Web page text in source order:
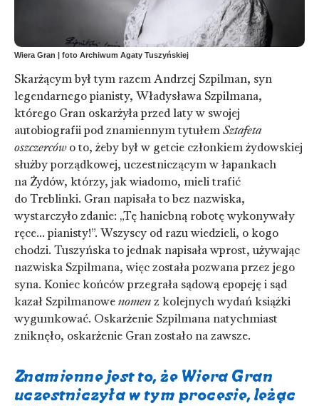
Wiera Gran | foto Archiwum Agaty Tuszyńskiej
Skarżącym był tym razem Andrzej Szpilman, syn
legendarnego pianisty, Władysława Szpilmana,
którego Gran oskarżyła przed laty w swojej
autobiografii pod znamiennym tytułem Sztafeta
oszczercówo to, żeby był w getcie członkiem żydowskiej
służby porządkowej, uczestniczącym w łapankach
na Żydów, którzy, jak wiadomo, mieli trafić
do Treblinki. Gran napisała to bez nazwiska,
wystarczyło zdanie: „Tę haniebną robotę wykonywały
ręce… pianisty!”. Wszyscy od razu wiedzieli, o kogo
chodzi. Tuszyńska to jednak napisała wprost, używając
nazwiska Szpilmana, więc została pozwana przez jego
syna. Koniec końców przegrała sądową epopeję i sąd
kazał Szpilmanowe nomen z kolejnych wydań książki
wygumkować. Oskarżenie Szpilmana natychmiast
zniknęło, oskarżenie Gran zostało na zawsze.
Znamienne jest to, że Wiera Gran
uczestniczyła w tym procesie, leżąc